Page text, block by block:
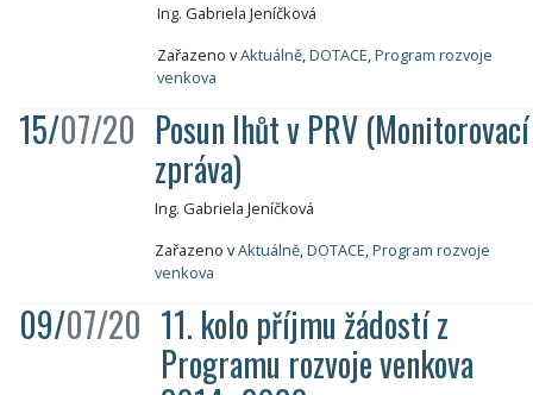
Ing. Gabriela Jeníčková
Zařazeno vAktuálně,DOTACE,Program rozvoje
venkova
15/07/20 Posun lhůt v PRV (Monitorovací
zpráva)
Ing. Gabriela Jeníčková
Zařazeno vAktuálně,DOTACE,Program rozvoje
venkova
09/07/20 11. kolo příjmu žádostí z
Programu rozvoje venkova